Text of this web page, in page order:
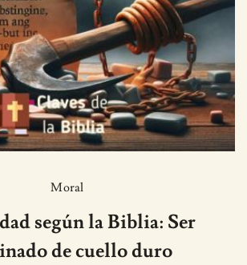
Moral
según la Biblia: Ser
de cuello duro